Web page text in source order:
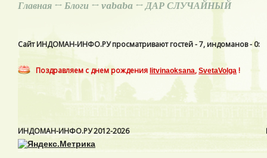
Главная ↔ Блоги ↔ vababa ↔ ДАР СЛУЧАЙНЫЙ
Сайт ИНДОМАН-ИНФО.РУ просматривают гостей - 7, индоманов - 0:
Поздравляем с днем рождения litvinaoksana, SvetaVolga !
ИНДОМАН-ИНФО.РУ2012-2026